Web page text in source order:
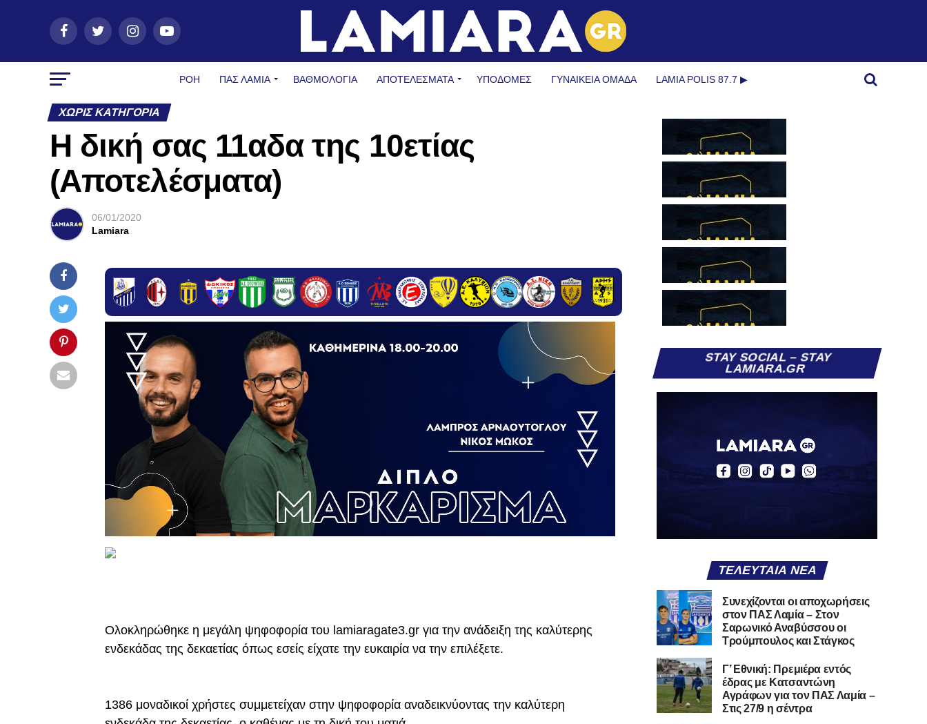
ΡΟΗ ΠΑΣ ΛΑΜΊΑ ΒΑΘΜΟΛΟΓΙΑ ΑΠΟΤΕΛΕΣΜΑΤΑ ΥΠΟΔΟΜΈΣ ΓΥΝΑΙΚΕΊΑ ΟΜΆΔΑ LAMIA POLIS 87.7 ▶︎
ΧΩΡΊΣ ΚΑΤΗΓΟΡΊΑ
H δική σας 11αδα της 10ετίας
(Αποτελέσματα)
06/01/2020
Lamiara
Ολοκληρώθηκε η μεγάλη ψηφοφορία του lamiaragate3.gr για την ανάδειξη της καλύτερης
ενδεκάδας της δεκαετίας όπως εσείς είχατε την ευκαιρία να την επιλέξετε.
1386 μοναδικοί χρήστες συμμετείχαν στην ψηφοφορία αναδεικνύοντας την καλύτερη
STAY SOCIAL – STAY
LAMIARA.GR
ΤΕΛΕΥΤΑΊΑ ΝΈΑ
Συνεχίζονται οι αποχωρήσεις
στον ΠΑΣ Λαμία – Στον
Σαρωνικό Αναβύσσου οι
Τρούμπουλος και Στάγκος
Γ’ Εθνική: Πρεμιέρα εντός
έδρας με Κατσαντώνη
Αγράφων για τον ΠΑΣ Λαμία –
Στις 27/9 η σέντρα